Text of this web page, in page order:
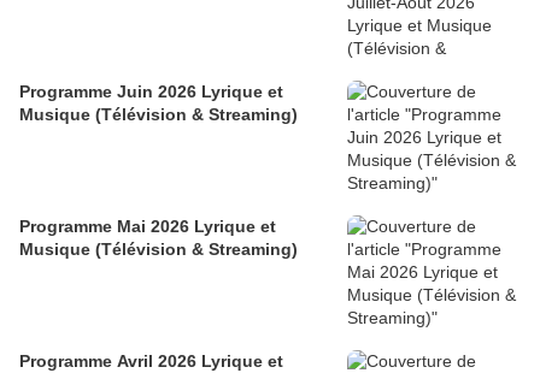
Programme Juin 2026 Lyrique et
Musique (Télévision & Streaming)
Programme Mai 2026 Lyrique et
Musique (Télévision & Streaming)
Programme Avril 2026 Lyrique et